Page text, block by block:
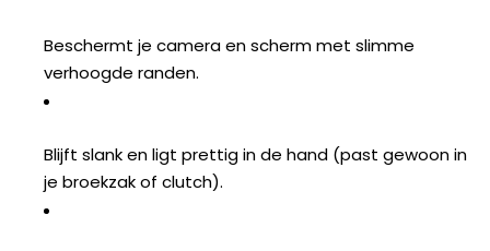
Beschermt je camera en scherm met slimme
verhoogde randen.
Blijft slank en ligt prettig in de hand (past gewoon in
je broekzak of clutch).